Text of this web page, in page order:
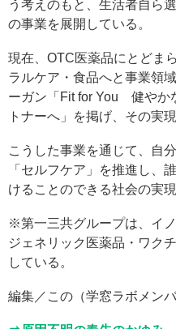
う考えのもと、生活者自ら
の事業を展開している。
現在、OTC医薬品にとどま
ラルケア・食品へと事業領
ーガン「Fit for You 健やか
トナーへ」を掲げ、その実
こうした事業を通じて、自
「セルフケア」を推進し、
けることのできる社会の実
※第一三共グループは、イ
ジェネリック医薬品・ワク
している。
編集／この（学窓ラボメンバ